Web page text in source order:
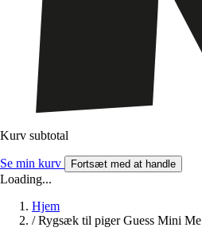
Kurv subtotal
Se min kurv Fortsæt med at handle
Loading...
Hjem
/ Rygsæk til piger Guess Mini Me